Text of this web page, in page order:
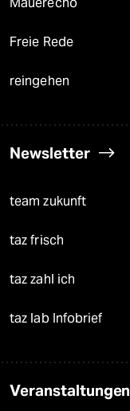
Freie Rede
reingehen
Newsletter
team zukunft
taz frisch
taz zahl ich
taz lab Infobrief
Veranstaltungen